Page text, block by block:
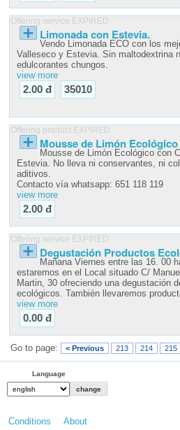
Offering service EXPIRED
Limonada con Estevia.
Vendo Limonada ECO con los
Valleseco y Estevia. Sin maltodextrina
edulcorantes chungos.
view more
2.00 đ 35010
Offering product EXPIRED
Mousse de Limón Ecológico
Mousse de Limón Ecológico con
Estevia. No lleva ni conservantes, ni
aditivos.
Contacto vía whatsapp: 651 118 119
view more
2.00 đ
Offering service EXPIRED
Degustación Productos
Mañana Viernes entre las 16. 00
estaremos en el Local situado C/
Martin, 30 ofreciendo una degustación
ecológicos. También llevaremos
view more
0.00 đ
Go to page: < Previous 213 214 215
Language
Conditions About